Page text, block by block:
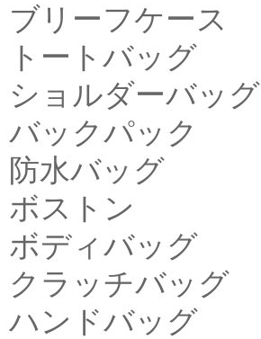
ブリーフケース
トートバッグ
ショルダーバッグ
バックパック
防水バッグ
ボストン
ボディバッグ
クラッチバッグ
ハンドバッグ